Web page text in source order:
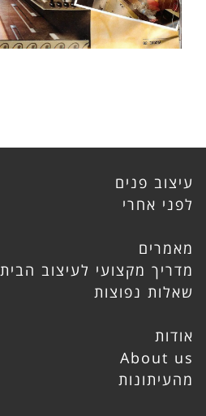
עיצוב פנים
לפני אחרי
מאמרים
מדריך מקצועי לעיצוב הבית
שאלות נפוצות
אודות
About us
מהעיתונות